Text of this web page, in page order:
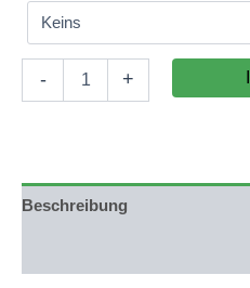
-
200x50x50cm
Lager)
+
Beschreibung